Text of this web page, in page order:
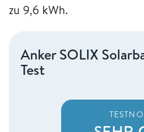
zu 9,6 kWh.
Anker SOLIX
Test